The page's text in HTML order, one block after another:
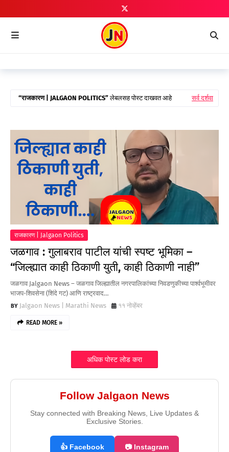
राजकारण | JALGAON POLITICS लेबलसह पोस्ट दाखवत आहे सर्व दर्शवा
राजकारण | Jalgaon Politics
जळगाव : गुलाबराव पाटील यांची स्पष्ट भूमिका –
“जिल्ह्यात काही ठिकाणी युती, काही ठिकाणी नाही”
जळगाव Jalgaon News – जळगाव जिल्ह्यातील नगरपालिकांच्या निवडणुकीच्या पार्श्वभूमीवर
भाजप-शिवसेना (शिंदे गट) आणि राष्ट्रवाद…
Jalgaon News | Marathi News
११ नोव्हेंबर
READ MORE »
अधिक पोस्ट लोड करा
Follow Jalgaon News
Stay connected with Breaking News, Live Updates &
Exclusive Stories.
👍 Facebook 📷 Instagram